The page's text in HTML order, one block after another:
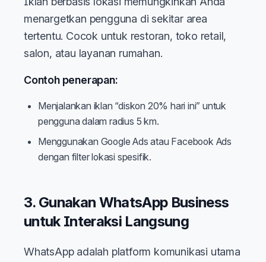
menargetkan pengguna di sekitar area
tertentu. Cocok untuk restoran, toko retail,
salon, atau layanan rumahan.
Contoh penerapan:
Menjalankan iklan “diskon 20% hari ini” untuk
pengguna dalam radius 5 km.
Menggunakan Google Ads atau Facebook Ads
dengan filter lokasi spesifik.
3. Gunakan WhatsApp Business
untuk Interaksi Langsung
WhatsApp adalah platform komunikasi utama